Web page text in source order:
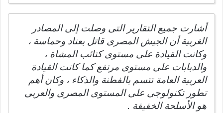
أشارت جميع التقارير التى وصلت إلى المصادر
الغربية أن الجيش المصرى قاتل بعناد وحماسة ،
وكانت القيادة على مستوى كتائب المشاة ،
والدبابات على مستوى مرتفع كما كانت القيادة
العربية العامة تتسم بالفطنة والذكاء ، وكان أهم
تطور تكنولوجى على المستوى المصرى والعربى
هو الأسلحة الخفيفة .